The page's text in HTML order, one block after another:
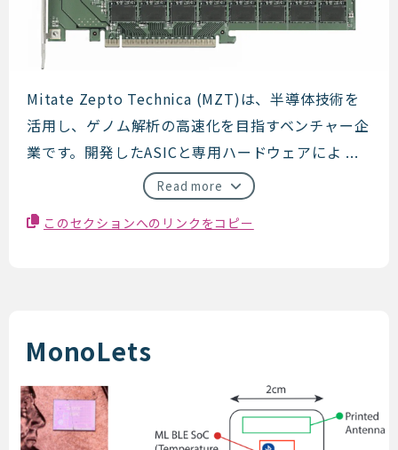
Mitate Zepto Technica
Mitate Zepto Technica (MZT)は、半導体技術を
活用し、ゲノム解析の高速化を目指すベンチャー企
業です。開発したASICと専用ハードウェアによ ...
Read more
このセクションへのリンクをコピー
MonoLets